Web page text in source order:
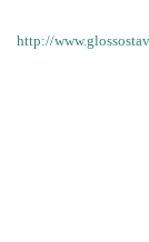
http://